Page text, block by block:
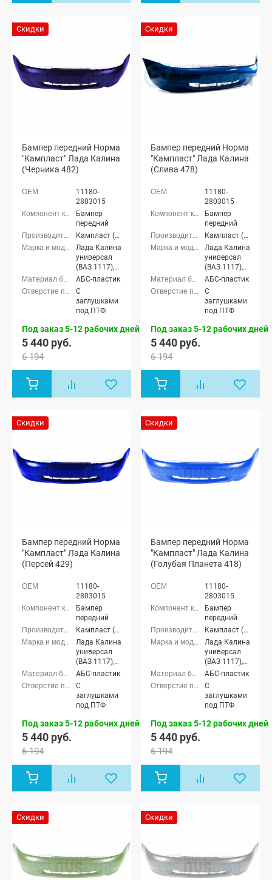
Скидки
Бампер передний Норма
"Кампласт" Лада Калина
(Черника 482)
11180-
2803015
Бампер
передний
Кампласт (г. Набережные Челны)
Лада Калина
универсал
(ВАЗ 1117),
Лада Калина
седан (ВАЗ
1118), Лада
Калина
хэтчбек (ВАЗ
1119)
АБС-пластик
С
заглушками
под ПТФ
Под заказ 5-12 рабочих дней
5 440 руб.
6 194
Скидки
Бампер передний Норма
"Кампласт" Лада Калина
(Слива 478)
11180-
2803015
Бампер
передний
Кампласт (г. Набережные Челны)
Лада Калина
универсал
(ВАЗ 1117),
Лада Калина
седан (ВАЗ
1118), Лада
Калина
хэтчбек (ВАЗ
1119)
АБС-пластик
С
заглушками
под ПТФ
Под заказ 5-12 рабочих дней
5 440 руб.
6 194
Скидки
Бампер передний Норма
"Кампласт" Лада Калина
(Персей 429)
11180-
2803015
Бампер
передний
Кампласт (г. Набережные Челны)
Лада Калина
универсал
(ВАЗ 1117),
Лада Калина
1118), Лада
Калина
хэтчбек (ВАЗ
1119)
АБС-пластик
С
заглушками
под ПТФ
Под заказ 5-12 рабочих дней
5 440 руб.
6 194
Скидки
Бампер передний Норма
"Кампласт" Лада Калина
(Голубая Планета 418)
11180-
2803015
Бампер
передний
Кампласт (г. Набережные Челны)
Лада Калина
универсал
(ВАЗ 1117),
Лада Калина
1118), Лада
Калина
хэтчбек (ВАЗ
1119)
АБС-пластик
С
заглушками
под ПТФ
Под заказ 5-12 рабочих дней
5 440 руб.
6 194
Скидки Скидки